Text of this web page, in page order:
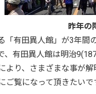
昨年の
「有田異人館」が3年
、有田異人館は明治
より、さまざまな事が
覧になって頂きたいで